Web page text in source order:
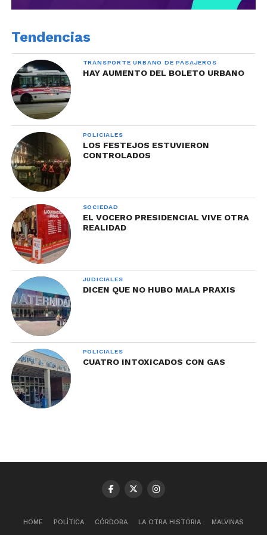
Tendencias
TRANSPORTE URBANO DE PASAJEROS
HAY AUMENTO DEL BOLETO URBANO
POLICIALES
LOS FESTEJOS ESTUVIERON
CONTROLADOS
SOCIEDAD
EL VOCERO PRESIDENCIAL VIVE OTRA
REALIDAD
JUDICIALES
DICEN QUE NO HUBO MALA PRAXIS
POLICIALES
CUATRO INTOXICADOS CON GAS
HOME POLÍTICA CÓRDOBA LA OTRA HISTORIA MALVINAS